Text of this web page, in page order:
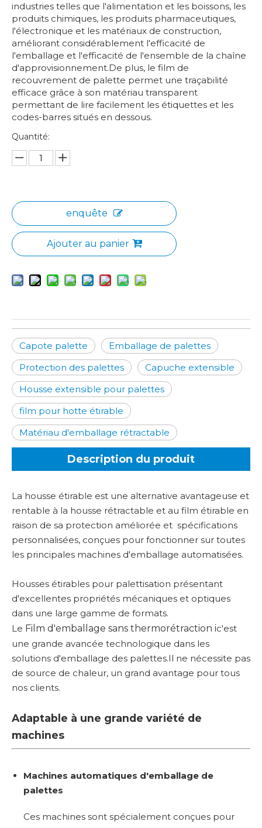
industries telles que l'alimentation et les boissons, les
produits chimiques, les produits pharmaceutiques,
l'électronique et les matériaux de construction,
améliorant considérablement l'efficacité de
l'emballage et l'efficacité de l'ensemble de la chaîne
d'approvisionnement.De plus, le film de
recouvrement de palette permet une traçabilité
efficace grâce à son matériau transparent
permettant de lire facilement les étiquettes et les
codes-barres situés en dessous.
Quantité:
enquête
Ajouter au panier
Capote palette
Emballage de palettes
Protection des palettes
Capuche extensible
Housse extensible pour palettes
film pour hotte étirable
Matériau d'emballage rétractable
Description du produit
La housse étirable est une alternative avantageuse et
rentable à la housse rétractable et au film étirable en
raison de sa protection améliorée et spécifications
personnalisées, conçues pour fonctionner sur toutes
les principales machines d'emballage automatisées.
Housses étirables pour palettisation présentant
d'excellentes propriétés mécaniques et optiques
dans une large gamme de formats.
Le Film d'emballage sans thermorétraction ic'est
une grande avancée technologique dans les
solutions d'emballage des palettes.Il ne nécessite pas
de source de chaleur, un grand avantage pour tous
nos clients.
Adaptable à une grande variété de
machines
Machines automatiques d'emballage de
palettes
Ces machines sont spécialement conçues pour